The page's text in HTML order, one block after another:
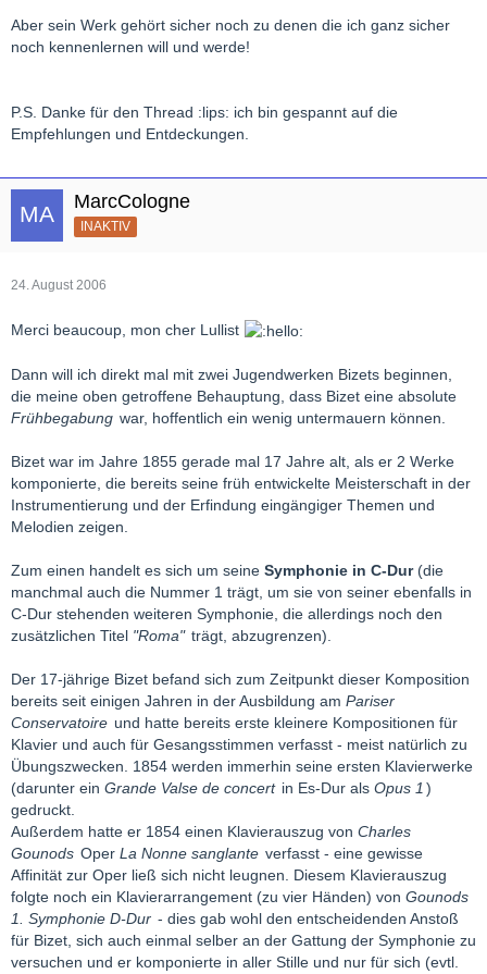
Aber sein Werk gehört sicher noch zu denen die ich ganz sicher
noch kennenlernen will und werde!
P.S. Danke für den Thread :lips: ich bin gespannt auf die
Empfehlungen und Entdeckungen.
MarcCologne
INAKTIV
24. August 2006
Merci beaucoup, mon cher Lullist
Dann will ich direkt mal mit zwei Jugendwerken Bizets beginnen,
die meine oben getroffene Behauptung, dass Bizet eine absolute
Frühbegabung war, hoffentlich ein wenig untermauern können.
Bizet war im Jahre 1855 gerade mal 17 Jahre alt, als er 2 Werke
komponierte, die bereits seine früh entwickelte Meisterschaft in der
Instrumentierung und der Erfindung eingängiger Themen und
Melodien zeigen.
Zum einen handelt es sich um seine Symphonie in C-Dur(die
manchmal auch die Nummer 1 trägt, um sie von seiner ebenfalls in
C-Dur stehenden weiteren Symphonie, die allerdings noch den
zusätzlichen Titel "Roma" trägt, abzugrenzen).
Der 17-jährige Bizet befand sich zum Zeitpunkt dieser Komposition
bereits seit einigen Jahren in der Ausbildung am Pariser
Conservatoire und hatte bereits erste kleinere Kompositionen für
Klavier und auch für Gesangsstimmen verfasst - meist natürlich zu
Übungszwecken. 1854 werden immerhin seine ersten Klavierwerke
(darunter ein Grande Valse de concert in Es-Dur als Opus 1)
gedruckt.
Außerdem hatte er 1854 einen Klavierauszug von Charles
Gounods Oper La Nonne sanglante verfasst - eine gewisse
Affinität zur Oper ließ sich nicht leugnen. Diesem Klavierauszug
folgte noch ein Klavierarrangement (zu vier Händen) von Gounods
1. Symphonie D-Dur - dies gab wohl den entscheidenden Anstoß
für Bizet, sich auch einmal selber an der Gattung der Symphonie zu
versuchen und er komponierte in aller Stille und nur für sich (evtl.